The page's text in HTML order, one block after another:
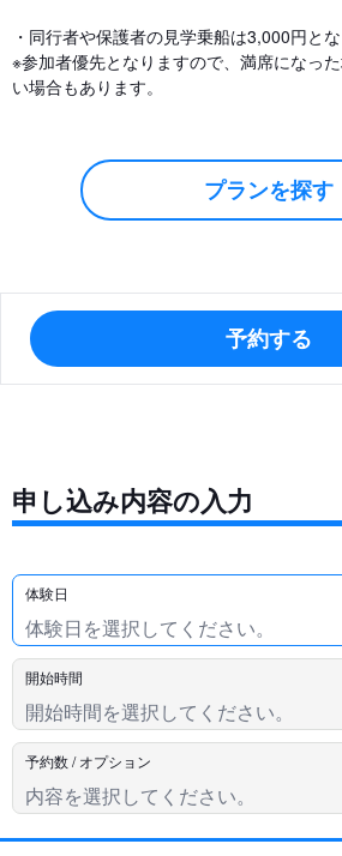
・同行者や保護者の見学乗船は3,000円とな
※参加者優先となりますので、満席になっ
い場合もあります。
プランを探す
予約する
申し込み内容の入力
体験日
開始時間
予約数 / オプション